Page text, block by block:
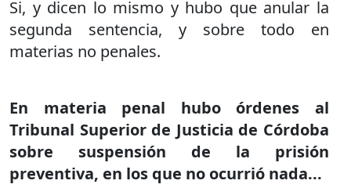
Si, y dicen lo mismo y hubo que anular la
segunda sentencia, y sobre todo en
materias no penales.
En materia penal hubo órdenes al
Tribunal Superior de Justicia de Córdoba
sobre suspensión de la prisión
preventiva, en los que no ocurrió nada...